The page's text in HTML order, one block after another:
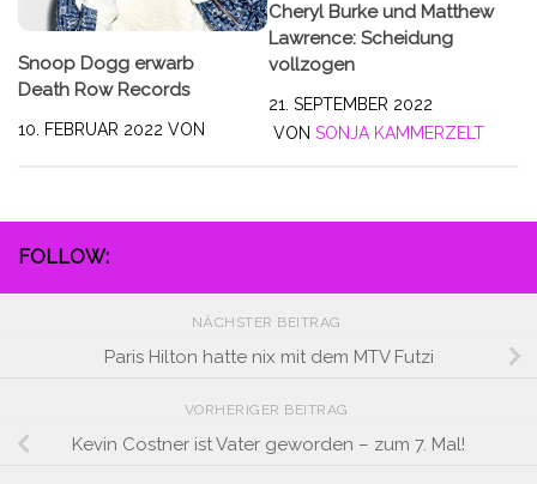
Snoop Dogg erwarb
Death Row Records
10. FEBRUAR 2022 VON
Cheryl Burke und Matthew
Lawrence: Scheidung
vollzogen
21. SEPTEMBER 2022
VON SONJA KAMMERZELT
FOLLOW:
NÄCHSTER BEITRAG
Paris Hilton hatte nix mit dem MTV Futzi
VORHERIGER BEITRAG
Kevin Costner ist Vater geworden – zum 7. Mal!